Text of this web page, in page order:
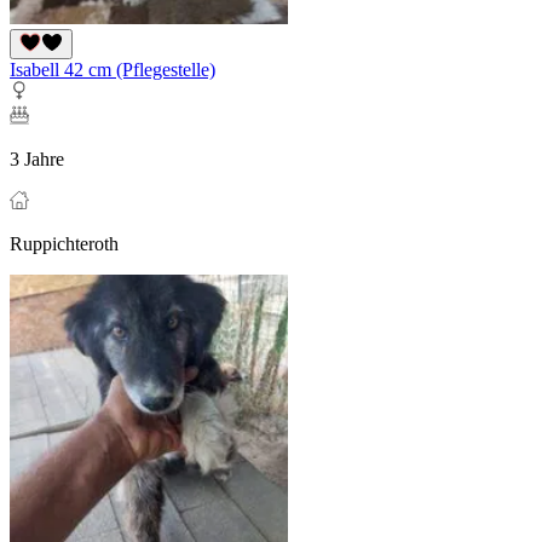
Isabell 42 cm (Pflegestelle)
3 Jahre
Ruppichteroth